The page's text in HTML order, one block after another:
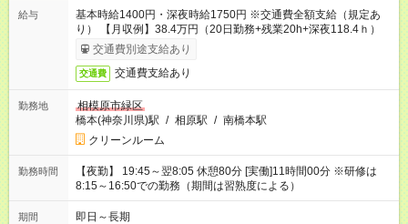
給与
基本時給1400円・深夜時給1750円 ※交通費全額支給（規定あ
り） 【月収例】38.4万円（20日勤務+残業20h+深夜118.4ｈ）
交通費別途支給あり
交通費 交通費支給あり
勤務地
相模原市緑区
橋本(神奈川県)駅 / 相原駅 / 南橋本駅
クリーンルーム
勤務時間
【夜勤】 19:45～翌8:05 休憩80分 [実働]11時間00分 ※研修は
8:15～16:50での勤務（期間は習熟度による）
期間 即日～長期